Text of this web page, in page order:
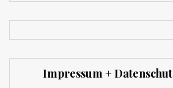
Impressum +